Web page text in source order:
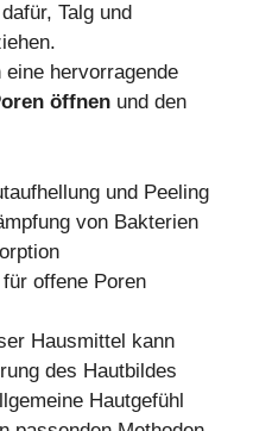
Talg und
eine hervorragende
öffnen und den
und Peeling
von Bakterien
offene Poren
Hausmittel kann
des Hautbildes
Hautgefühl